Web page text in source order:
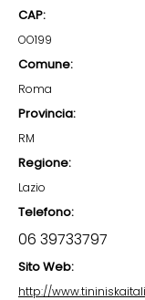
CAP:
OO199
Comune:
Roma
Provincia:
RM
Regione:
Lazio
Telefono:
06 39733797
Sito Web:
http://